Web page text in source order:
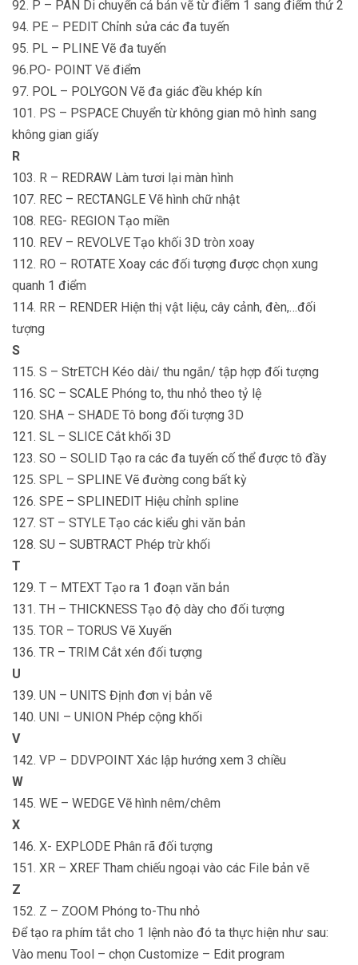
92. P – PAN Di chuyển cả bản vẽ từ điểm 1 sang điểm thứ 2
94. PE – PEDIT Chỉnh sửa các đa tuyến
95. PL – PLINE Vẽ đa tuyến
96.PO- POINT Vẽ điểm
97. POL – POLYGON Vẽ đa giác đều khép kín
101. PS – PSPACE Chuyển từ không gian mô hình sang
không gian giấy
R
103. R – REDRAW Làm tươi lại màn hình
107. REC – RECTANGLE Vẽ hình chữ nhật
108. REG- REGION Tạo miền
110. REV – REVOLVE Tạo khối 3D tròn xoay
112. RO – ROTATE Xoay các đối tượng được chọn xung
quanh 1 điểm
114. RR – RENDER Hiện thị vật liệu, cây cảnh, đèn,…đối
tượng
S
115. S – StrETCH Kéo dài/ thu ngắn/ tập hợp đối tượng
116. SC – SCALE Phóng to, thu nhỏ theo tỷ lệ
120. SHA – SHADE Tô bong đối tượng 3D
121. SL – SLICE Cắt khối 3D
123. SO – SOLID Tạo ra các đa tuyến cố thể được tô đầy
125. SPL – SPLINE Vẽ đường cong bất kỳ
126. SPE – SPLINEDIT Hiệu chỉnh spline
127. ST – STYLE Tạo các kiểu ghi văn bản
128. SU – SUBTRACT Phép trừ khối
T
129. T – MTEXT Tạo ra 1 đoạn văn bản
131. TH – THICKNESS Tạo độ dày cho đối tượng
135. TOR – TORUS Vẽ Xuyến
136. TR – TRIM Cắt xén đối tượng
U
139. UN – UNITS Định đơn vị bản vẽ
140. UNI – UNION Phép cộng khối
V
142. VP – DDVPOINT Xác lập hướng xem 3 chiều
W
145. WE – WEDGE Vẽ hình nêm/chêm
X
146. X- EXPLODE Phân rã đối tượng
151. XR – XREF Tham chiếu ngoại vào các File bản vẽ
Z
152. Z – ZOOM Phóng to-Thu nhỏ
Để tạo ra phím tắt cho 1 lệnh nào đó ta thực hiện như sau:
Vào menu Tool – chọn Customize – Edit program